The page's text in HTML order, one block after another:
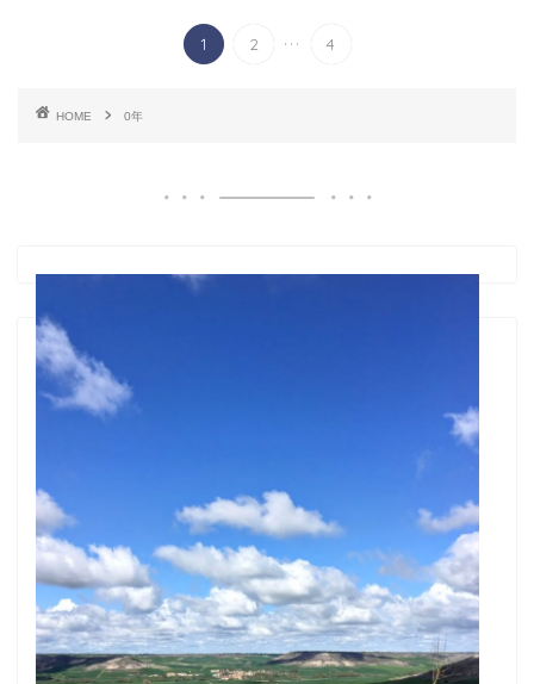
1 2 ... 4
HOME 0年